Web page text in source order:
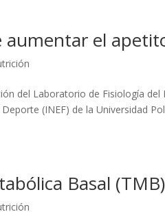
aumentar el
del Laboratorio de Fisiología del
(INEF) de la Universidad
Basal